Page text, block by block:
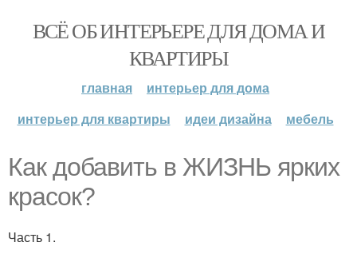
ВСЁ ОБ ИНТЕРЬЕРЕ ДЛЯ ДОМА И
КВАРТИРЫ
главная
интерьер для дома
интерьер для квартиры
идеи дизайна мебель
Как добавить в ЖИЗНЬ ярких
красок?
Часть 1.